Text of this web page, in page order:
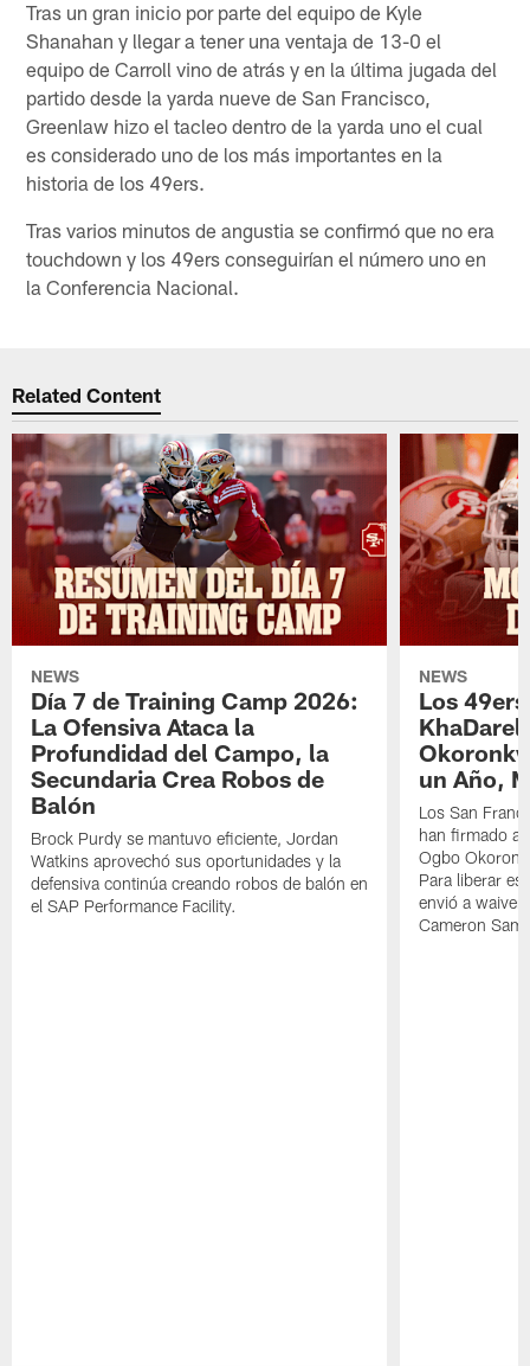
Tras un gran inicio por parte del equipo de Kyle
Shanahan y llegar a tener una ventaja de 13-0 el
equipo de Carroll vino de atrás y en la última jugada del
partido desde la yarda nueve de San Francisco,
Greenlaw hizo el tacleo dentro de la yarda uno el cual
es considerado uno de los más importantes en la
historia de los 49ers.
Tras varios minutos de angustia se confirmó que no era
touchdown y los 49ers conseguirían el número uno en
la Conferencia Nacional.
Related Content
NEWS
Día 7 de Training Camp 2026:
La Ofensiva Ataca la
Profundidad del Campo, la
Secundaria Crea Robos de
Balón
Brock Purdy se mantuvo eficiente, Jordan
Watkins aprovechó sus oportunidades y la
defensiva continúa creando robos de balón en
el SAP Performance Facility.
NEWS
Los
KhaDarel
un Año,
Los San
han firmado a
Ogbo
Para liberar
envió a
Cameron